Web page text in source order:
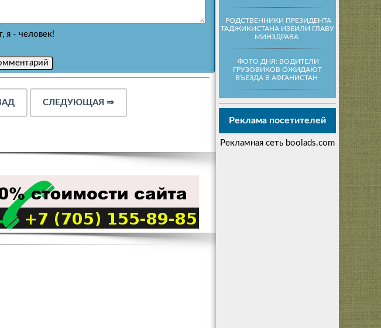
РОДСТВЕННИКИ ПРЕЗИДЕНТА
ТАДЖИКИСТАНА ИЗБИЛИ ГЛАВУ
МИНЗДРАВА
ФОТО ДНЯ: ВОДИТЕЛИ
ГРУЗОВИКОВ ОЖИДАЮТ
ВЪЕЗДА В АФГАНИСТАН
Реклама посетителей
Рекламная сеть boolads.com
я - человек!
СЛЕДУЮЩАЯ ⇒